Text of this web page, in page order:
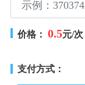
价格： 0.5元/次
支付方式：